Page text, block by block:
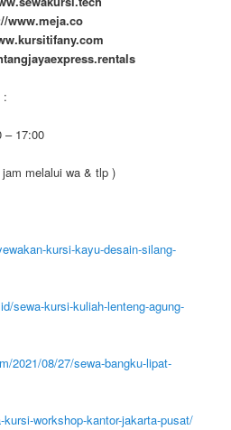
www.meja.co
:
– 17:00
melalui wa & tlp )
kursi-kayu-desain-silang-
sewa-kursi-kuliah-lenteng-agung-
2021/08/27/sewa-bangku-lipat-
workshop-kantor-jakarta-pusat/